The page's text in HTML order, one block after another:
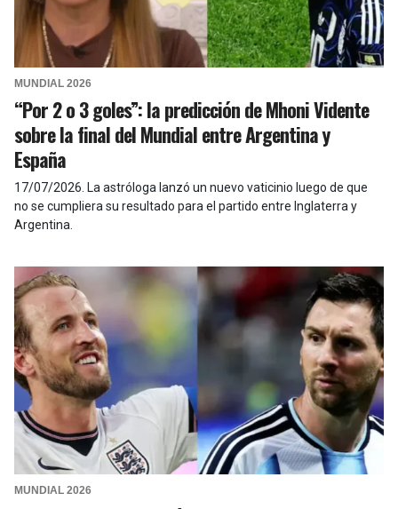
MUNDIAL 2026
“Por 2 o 3 goles”: la predicción de Mhoni Vidente
sobre la final del Mundial entre Argentina y
España
17/07/2026 La astróloga lanzó un nuevo vaticinio luego de que
no se cumpliera su resultado para el partido entre Inglaterra y
Argentina.
MUNDIAL 2026